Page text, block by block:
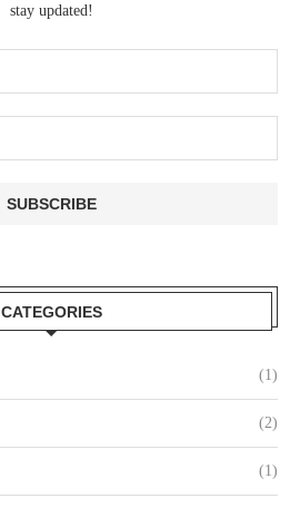
stay updated!
CATEGORIES
(1)
(2)
(1)